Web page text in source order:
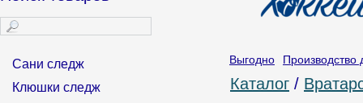
Выгодно Производство
Сани следж
Клюшки следж
Каталог /